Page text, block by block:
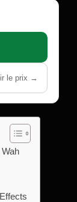
le prix →